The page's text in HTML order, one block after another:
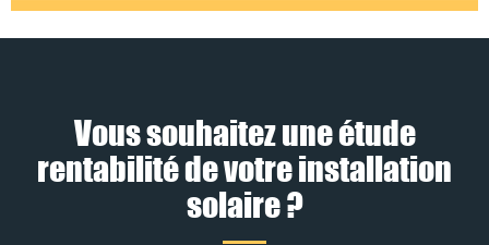
Vous souhaitez une étude
rentabilité de votre installation
solaire ?